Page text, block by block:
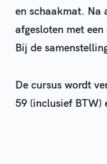
en schaakmat. Na
afgesloten met
Bij de
De cursus wordt
59 (inclusief